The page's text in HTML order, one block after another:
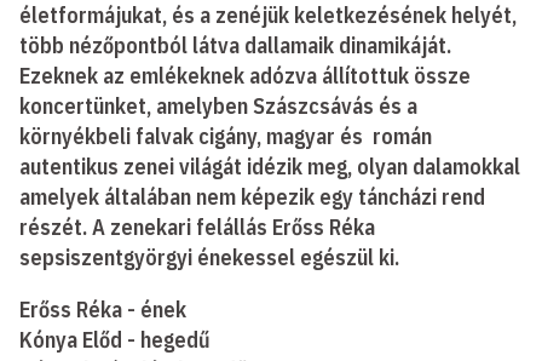
életformájukat, és a zenéjük keletkezésének helyét,
több nézőpontból látva dallamaik dinamikáját.
Ezeknek az emlékeknek adózva állítottuk össze
koncertünket, amelyben Szászcsávás és a
környékbeli falvak cigány, magyar és román
autentikus zenei világát idézik meg, olyan dalamokkal
amelyek általában nem képezik egy táncházi rend
részét. A zenekari felállás Erőss Réka
sepsiszentgyörgyi énekessel egészül ki.
Erőss Réka - ének
Kónya Előd - hegedű